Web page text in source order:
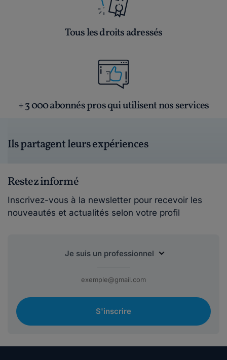
Tous les droits adressés
+ 3 000 abonnés pros qui utilisent nos services
Ils partagent leurs expériences
Restez informé
Inscrivez-vous à la newsletter pour recevoir les
nouveautés et actualités selon votre profil
S'inscrire